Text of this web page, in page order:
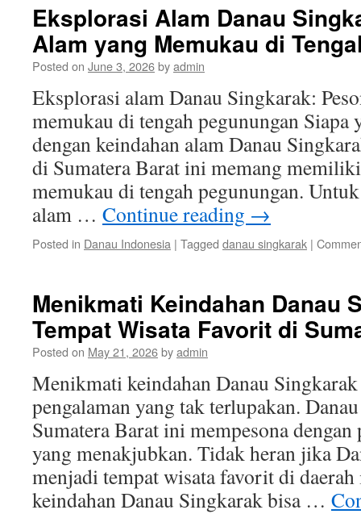
Eksplorasi Alam Danau
Alam yang Memukau di
Posted on June 3, 2026byadmin
Eksplorasi alam Danau Singkarak:
memukau di tengah pegunungan Siapa
dengan keindahan alam Danau
di Sumatera Barat ini memang
memukau di tengah pegunungan.
alam … Continue reading →
Posted in Danau Indonesia | Tagged danau singkarak |
Menikmati Keindahan Danau
Tempat Wisata Favorit di
Posted on May 21, 2026byadmin
Menikmati keindahan Danau
pengalaman yang tak terlupakan.
Sumatera Barat ini mempesona dengan
yang menakjubkan. Tidak heran jika
menjadi tempat wisata favorit di
keindahan Danau Singkarak bisa …